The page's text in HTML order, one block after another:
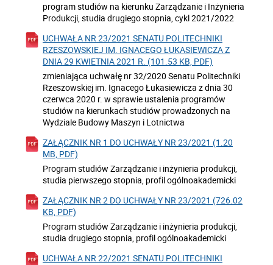
program studiów na kierunku Zarządzanie i Inżynieria
Produkcji, studia drugiego stopnia, cykl 2021/2022
UCHWAŁA NR 23/2021 SENATU POLITECHNIKI
RZESZOWSKIEJ IM. IGNACEGO ŁUKASIEWICZA Z
DNIA 29 KWIETNIA 2021 R. (101.53 KB, PDF)
zmieniająca uchwałę nr 32/2020 Senatu Politechniki
Rzeszowskiej im. Ignacego Łukasiewicza z dnia 30
czerwca 2020 r. w sprawie ustalenia programów
studiów na kierunkach studiów prowadzonych na
Wydziale Budowy Maszyn i Lotnictwa
ZAŁĄCZNIK NR 1 DO UCHWAŁY NR 23/2021 (1.20
MB, PDF)
Program studiów Zarządzanie i inżynieria produkcji,
studia pierwszego stopnia, profil ogólnoakademicki
ZAŁĄCZNIK NR 2 DO UCHWAŁY NR 23/2021 (726.02
KB, PDF)
Program studiów Zarządzanie i inżynieria produkcji,
studia drugiego stopnia, profil ogólnoakademicki
UCHWAŁA NR 22/2021 SENATU POLITECHNIKI